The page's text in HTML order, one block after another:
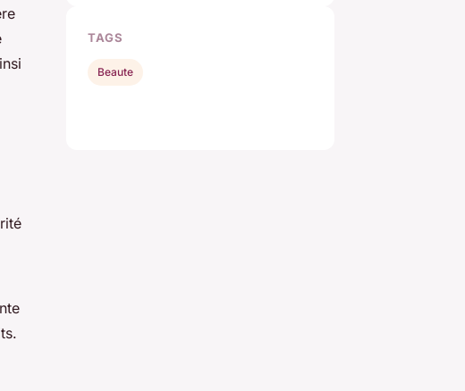
TAGS
Beaute